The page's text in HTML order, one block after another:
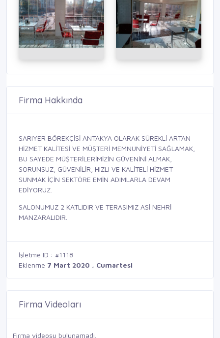
Firma Hakkında
SARIYER BÖREKÇİSİ ANTAKYA OLARAK SÜREKLİ ARTAN
HİZMET KALİTESİ VE MÜŞTERİ MEMNUNİYETİ SAĞLAMAK,
BU SAYEDE MÜŞTERİLERİMİZİN GÜVENİNİ ALMAK,
SORUNSUZ, GÜVENİLİR, HIZLI VE KALİTELİ HİZMET
SUNMAK İÇİN SEKTÖRE EMİN ADIMLARLA DEVAM
EDİYORUZ.
SALONUMUZ 2 KATLIDIR VE TERASIMIZ ASİ NEHRİ
MANZARALIDIR.
İşletme ID : #1118
Eklenme 7 Mart 2020 , Cumartesi
Firma Videoları
Firma videosu bulunamadı.